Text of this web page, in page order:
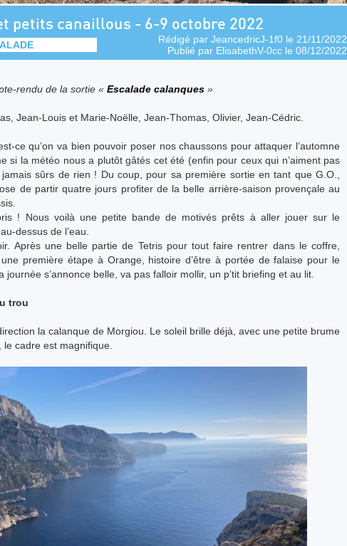
petits canaillous - 6-9 octobre 2022
Rédigé par JeancedricJ-1f0 le 21/11/2022
Publié par ElisabethV-0cc le 08/12/2022
rendu de la sortie « Escalade calanques »
Jean-Louis et Marie-Noëlle, Jean-Thomas, Olivier, Jean-Cédric.
ce qu’on va bien pouvoir poser nos chaussons pour attaquer l’automne
si la météo nous a plutôt gâtés cet été (enfin pour ceux qui n’aiment pas
jamais sûrs de rien ! Du coup, pour sa première sortie en tant que G.O.,
de partir quatre jours profiter de la belle arrière-saison provençale au
! Nous voilà une petite bande de motivés prêts à aller jouer sur le
dessus de l’eau.
Après une belle partie de Tetris pour tout faire rentrer dans le coffre,
première étape à Orange, histoire d’être à portée de falaise pour le
journée s’annonce belle, va pas falloir mollir, un p’tit briefing et au lit.
trou
la calanque de Morgiou. Le soleil brille déjà, avec une petite brume
cadre est magnifique.